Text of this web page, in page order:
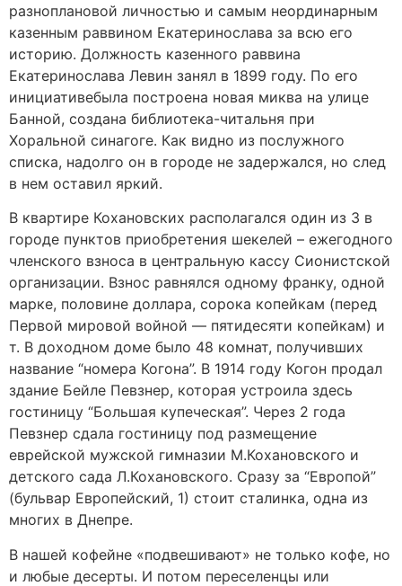
разноплановой личностью и самым неординарным
казенным раввином Екатеринослава за всю его
историю. Должность казенного раввина
Екатеринослава Левин занял в 1899 году. По его
инициативебыла построена новая миква на улице
Банной, создана библиотека-читальня при
Хоральной синагоге. Как видно из послужного
списка, надолго он в городе не задержался, но след
в нем оставил яркий.
В квартире Кохановских располагался один из 3 в
городе пунктов приобретения шекелей – ежегодного
членского взноса в центральную кассу Сионистской
организации. Взнос равнялся одному франку, одной
марке, половине доллара, сорока копейкам (перед
Первой мировой войной — пятидесяти копейкам) и
т. В доходном доме было 48 комнат, получивших
название “номера Когона”. В 1914 году Когон продал
здание Бейле Певзнер, которая устроила здесь
гостиницу “Большая купеческая”. Через 2 года
Певзнер сдала гостиницу под размещение
еврейской мужской гимназии М.Кохановского и
детского сада Л.Кохановского. Сразу за “Европой”
(бульвар Европейский, 1) стоит сталинка, одна из
многих в Днепре.
В нашей кофейне «подвешивают» не только кофе, но
и любые десерты. И потом переселенцы или